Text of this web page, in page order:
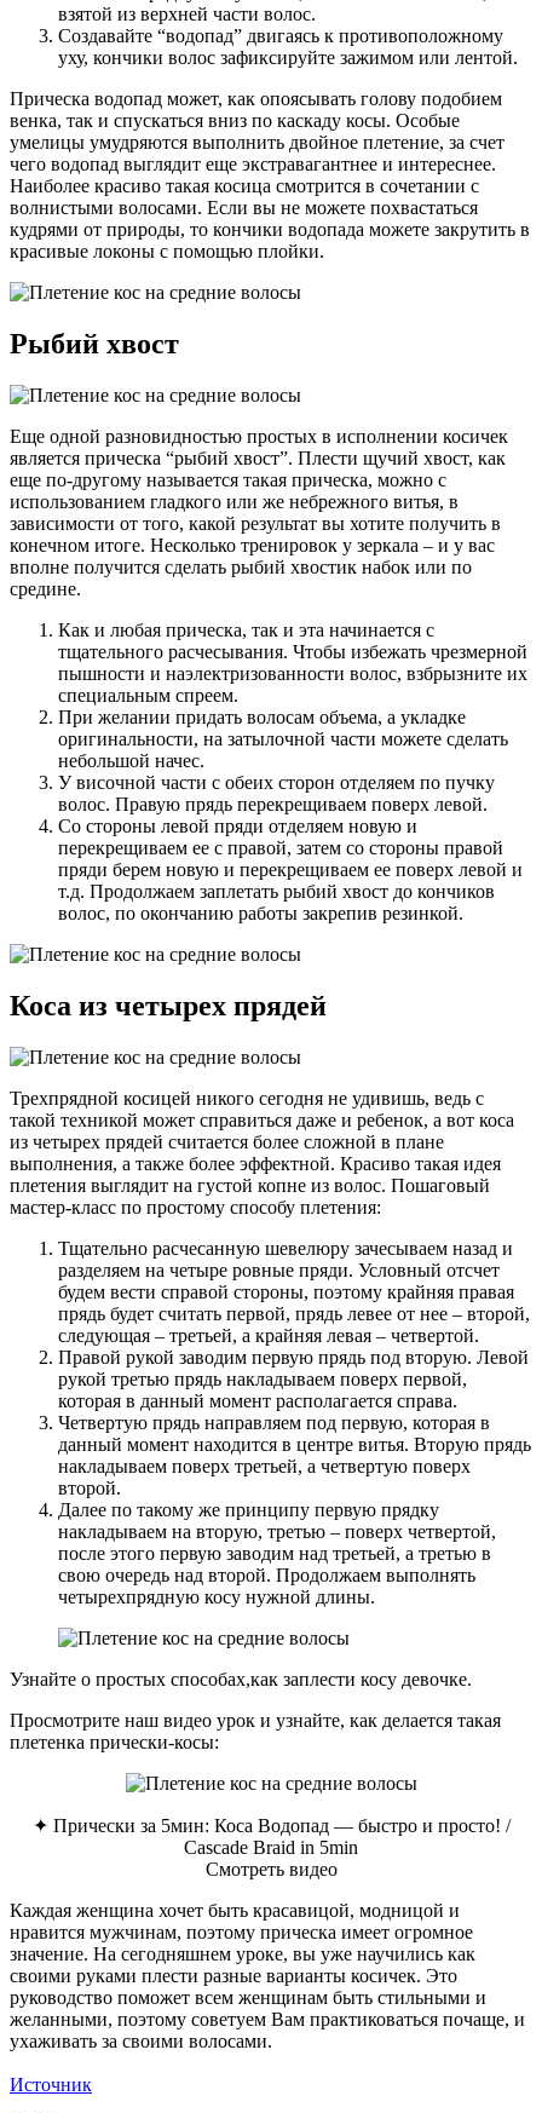
взятой из верхней части волос.
Создавайте “водопад” двигаясь к противоположному
уху, кончики волос зафиксируйте зажимом или лентой.
Прическа водопад может, как опоясывать голову подобием
венка, так и спускаться вниз по каскаду косы. Особые
умелицы умудряются выполнить двойное плетение, за счет
чего водопад выглядит еще экстравагантнее и интереснее.
Наиболее красиво такая косица смотрится в сочетании с
волнистыми волосами. Если вы не можете похвастаться
кудрями от природы, то кончики водопада можете закрутить в
красивые локоны с помощью плойки.
Рыбий хвост
Еще одной разновидностью простых в исполнении косичек
является прическа “рыбий хвост”. Плести щучий хвост, как
еще по-другому называется такая прическа, можно с
использованием гладкого или же небрежного витья, в
зависимости от того, какой результат вы хотите получить в
конечном итоге. Несколько тренировок у зеркала – и у вас
вполне получится сделать рыбий хвостик набок или по
средине.
Как и любая прическа, так и эта начинается с
тщательного расчесывания. Чтобы избежать чрезмерной
пышности и наэлектризованности волос, взбрызните их
специальным спреем.
При желании придать волосам объема, а укладке
оригинальности, на затылочной части можете сделать
небольшой начес.
У височной части с обеих сторон отделяем по пучку
волос. Правую прядь перекрещиваем поверх левой.
Со стороны левой пряди отделяем новую и
перекрещиваем ее с правой, затем со стороны правой
пряди берем новую и перекрещиваем ее поверх левой и
т.д. Продолжаем заплетать рыбий хвост до кончиков
волос, по окончанию работы закрепив резинкой.
Коса из четырех прядей
Трехпрядной косицей никого сегодня не удивишь, ведь с
такой техникой может справиться даже и ребенок, а вот коса
из четырех прядей считается более сложной в плане
выполнения, а также более эффектной. Красиво такая идея
плетения выглядит на густой копне из волос. Пошаговый
мастер-класс по простому способу плетения:
Тщательно расчесанную шевелюру зачесываем назад и
разделяем на четыре ровные пряди. Условный отсчет
будем вести справой стороны, поэтому крайняя правая
прядь будет считать первой, прядь левее от нее – второй,
следующая – третьей, а крайняя левая – четвертой.
Правой рукой заводим первую прядь под вторую. Левой
рукой третью прядь накладываем поверх первой,
которая в данный момент располагается справа.
Четвертую прядь направляем под первую, которая в
данный момент находится в центре витья. Вторую прядь
накладываем поверх третьей, а четвертую поверх
второй.
Далее по такому же принципу первую прядку
накладываем на вторую, третью – поверх четвертой,
после этого первую заводим над третьей, а третью в
свою очередь над второй. Продолжаем выполнять
четырехпрядную косу нужной длины.
Узнайте о простых способах,­как заплести косу девочке.
Просмотрите наш видео урок и узнайте, как делается такая
плетенка прически-косы:
✦ Прически за 5мин: Коса Водопад — быстро и просто! /
Cascade Braid in 5min
Смотреть видео
Каждая женщина хочет быть красавицой, модницой и
нравится мужчинам, поэтому прическа имеет огромное
значение. На сегодняшнем уроке, вы уже научились как
своими руками плести разные варианты косичек. Это
руководство поможет всем женщинам быть стильными и
желанными, поэтому советуем Вам практиковаться почаще, и
ухаживать за своими волосами.
Источник